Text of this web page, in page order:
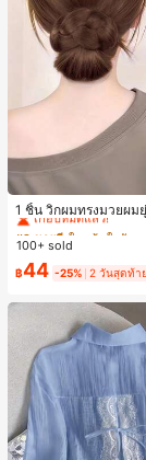
1 ชิ้น วิกผมทรงมวยผม
ปหนีบผม, คลิปหนีบผมสั
บการอัปเกรดแฟชั่น, วิ
ามร้อนสูงที่ออกแบบมา
ช้งานง่ายโดยไม่ต้องใช้
ะสำหรับสไตล์สบายๆ,
สมบูรณ์แบบสำหรับผู้ห
คลิปหนีบผมสบายๆ แ
ผมหรูหรา ฤดูร้อน ชาย
#2 ขายดี
เกือบหมดแล้ว!
#2 ขายดี
เกือบหมดแล้ว!
#2 ขายดี
เกือบหมดแล้ว!
#2 ขายดี
100+ sold
฿44 -25% 2 วันสุดท้าย